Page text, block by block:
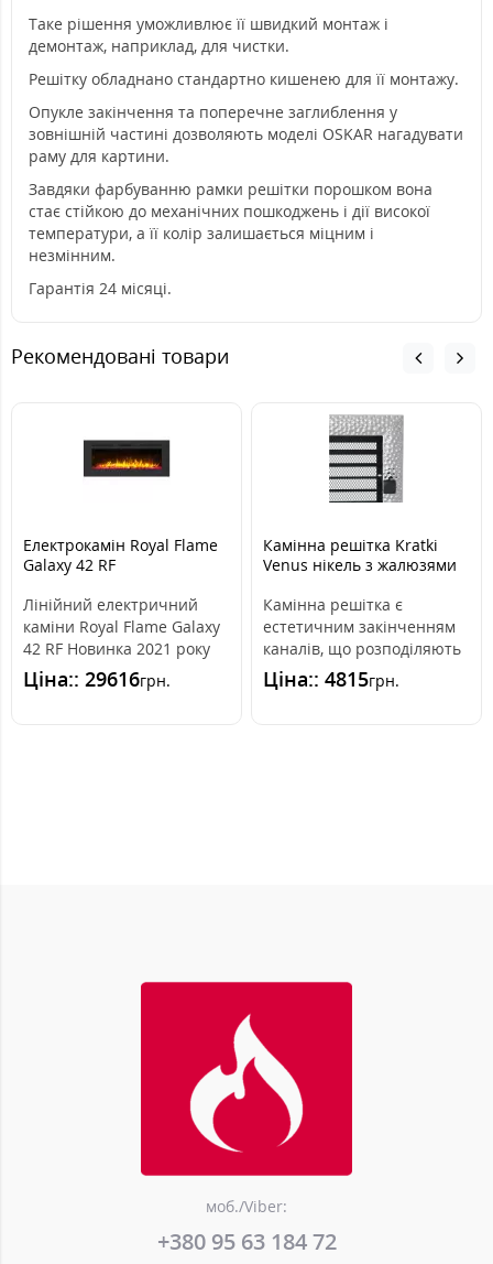
Таке рішення уможливлює її швидкий монтаж і
демонтаж, наприклад, для чистки.
Решітку обладнано стандартно кишенею для її монтажу.
Опукле закінчення та поперечне заглиблення у
зовнішній частині дозволяють моделі OSKAR нагадувати
раму для картини.
Завдяки фарбуванню рамки решітки порошком вона
стає стійкою до механічних пошкоджень і дії високої
температури, а її колір залишається міцним і
незмінним.
Гарантія 24 місяці.
Рекомендовані товари
Електрокамін Royal Flame
Galaxy 42 RF
Лінійний електричний
каміни Royal Flame Galaxy
42 RF Новинка 2021 року
на ринку України Серія
Galaxy..
Ціна:: 29616грн.
Камінна решітка Kratki
Venus нікель з жалюзями
Камінна решітка є
естетичним закінченням
каналів, що розподіляють
гаряче повітря з каміна.
Вона інс..
Ціна:: 4815грн.
моб./Viber:
+380 95 63 184 72